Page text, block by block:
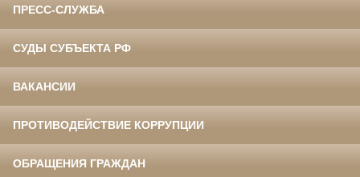
ПРЕСС-СЛУЖБА
СУДЫ СУБЪЕКТА РФ
ВАКАНСИИ
ПРОТИВОДЕЙСТВИЕ КОРРУПЦИИ
ОБРАЩЕНИЯ ГРАЖДАН